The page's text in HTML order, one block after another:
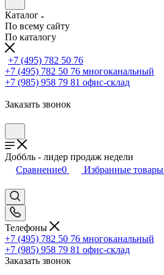
Каталог
По всему сайту
По каталогу
+7 (495) 782 50 76
+7 (495) 782 50 76 многоканальный
+7 (985) 958 79 81 офис-склад
Заказать звонок
Доббль - лидер продаж недели
Сравнение0 Избранные товары
Телефоны
+7 (495) 782 50 76 многоканальный
+7 (985) 958 79 81 офис-склад
Заказать звонок